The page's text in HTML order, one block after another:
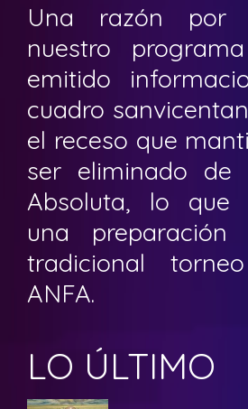
Una razón por
nuestro
emitido
cuadro
el receso que
ser eliminado de
Absoluta, lo que
una
tradicional
ANFA.
LO ÚLTIMO